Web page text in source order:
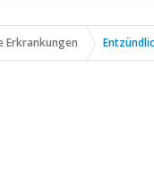
Erkrankungen